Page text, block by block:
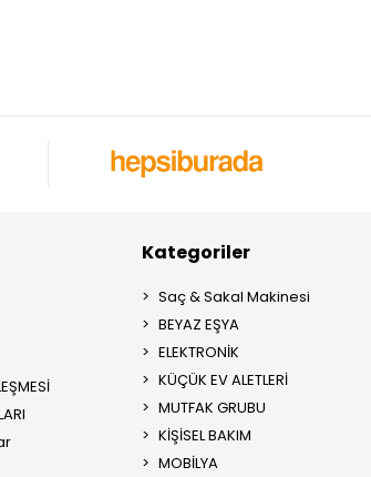
Kategoriler
Saç & Sakal Makinesi
BEYAZ EŞYA
ELEKTRONİK
KÜÇÜK EV ALETLERİ
MUTFAK GRUBU
KİŞİSEL BAKIM
MOBİLYA